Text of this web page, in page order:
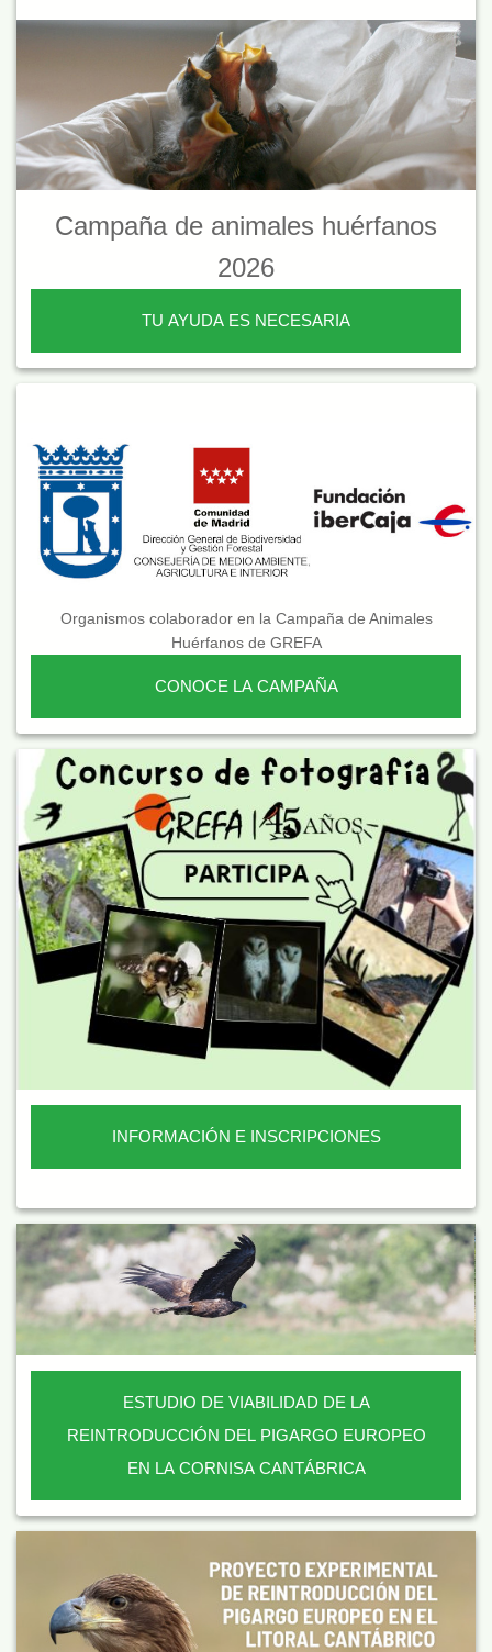
Campaña de animales huérfanos
2026
TU AYUDA ES NECESARIA
Organismos colaborador en la Campaña de Animales
Huérfanos de GREFA
CONOCE LA CAMPAÑA
INFORMACIÓN E INSCRIPCIONES
ESTUDIO DE VIABILIDAD DE LA
REINTRODUCCIÓN DEL PIGARGO EUROPEO
EN LA CORNISA CANTÁBRICA